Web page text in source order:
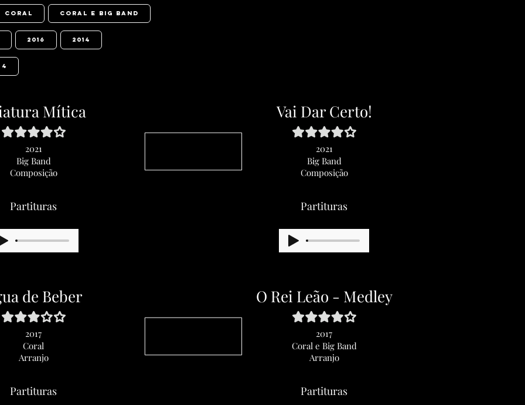
Coral Coral e Big Band
2016 2014
4
Mítica
Big Band
Composição
2021
Partituras
de Beber
Coral
Arranjo
2017
Partituras
Vai Dar Certo!
Big Band
Composição
2021
Partituras
O Rei Leão - Medley
Coral e Big Band
Arranjo
2017
Partituras